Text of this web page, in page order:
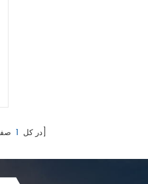
[ در کل 1 صفحات]